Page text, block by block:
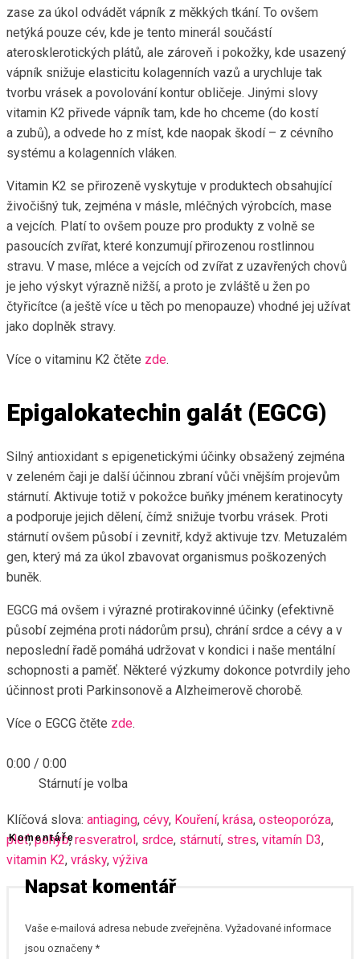
zase za úkol odvádět vápník z měkkých tkání. To ovšem
netýká pouze cév, kde je tento minerál součástí
aterosklerotických plátů, ale zároveň i pokožky, kde usazený
vápník snižuje elasticitu kolagenních vazů a urychluje tak
tvorbu vrásek a povolování kontur obličeje. Jinými slovy
vitamin K2 přivede vápník tam, kde ho chceme (do kostí
a zubů), a odvede ho z míst, kde naopak škodí – z cévního
systému a kolagenních vláken.
Vitamin K2 se přirozeně vyskytuje v produktech obsahující
živočišný tuk, zejména v másle, mléčných výrobcích, mase
a vejcích. Platí to ovšem pouze pro produkty z volně se
pasoucích zvířat, které konzumují přirozenou rostlinnou
stravu. V mase, mléce a vejcích od zvířat z uzavřených chovů
je jeho výskyt výrazně nižší, a proto je zvláště u žen po
čtyřicítce (a ještě více u těch po menopauze) vhodné jej užívat
jako doplněk stravy.
Více o vitaminu K2 čtěte zde.
Epigalokatechin galát (EGCG)
Silný antioxidant s epigenetickými účinky obsažený zejména
v zeleném čaji je další účinnou zbraní vůči vnějším projevům
stárnutí. Aktivuje totiž v pokožce buňky jménem keratinocyty
a podporuje jejich dělení, čímž snižuje tvorbu vrásek. Proti
stárnutí ovšem působí i zevnitř, když aktivuje tzv. Metuzalém
gen, který má za úkol zbavovat organismus poškozených
buněk.
EGCG má ovšem i výrazné protirakovinné účinky (efektivně
působí zejména proti nádorům prsu), chrání srdce a cévy a v
neposlední řadě pomáhá udržovat v kondici i naše mentální
schopnosti a paměť. Některé výzkumy dokonce potvrdily jeho
účinnost proti Parkinsonově a Alzheimerově chorobě.
Více o EGCG čtěte zde.
0:00 / 0:00
Stárnutí je volba
Klíčová slova: antiaging, cévy, Kouření, krása, osteoporóza,
pleť, pohyb, resveratrol , srdce, stárnutí, stres, vitamín D3,
vitamin K2, vrásky, výživa
Komentáře
Napsat komentář
Vaše e-mailová adresa nebude zveřejněna. Vyžadované informace
jsou označeny *